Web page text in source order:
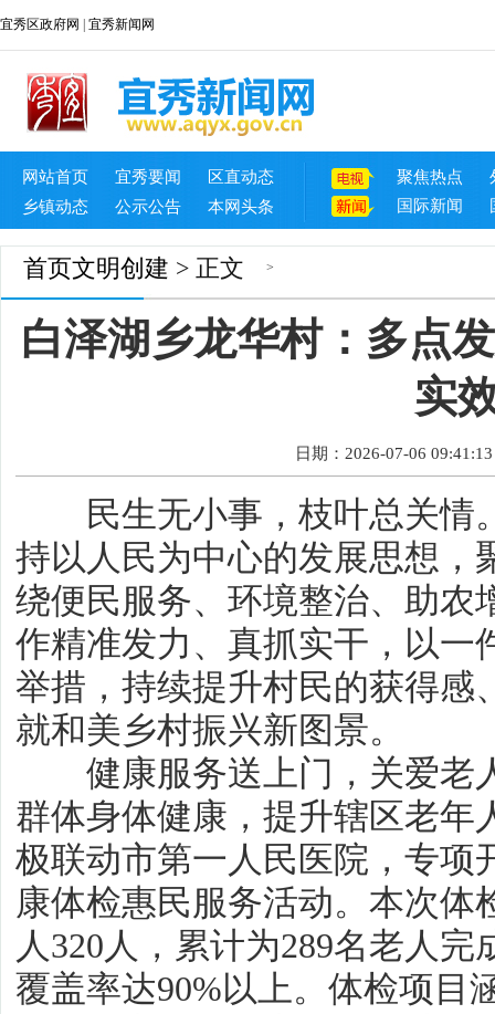
宜秀区政府网 宜秀新闻网
网站首页 宜秀要闻
区直动态
乡镇动态
公示公告 本网头条
聚焦热点
国际新闻
首页 >
文明创建 > 正文
白泽湖乡龙华村：多点
实
日期：2026-07-06 09:41:13
民生无小事，枝叶总关情
持以人民为中心的发展思想，
绕便民服务、环境整治、助农
作精准发力、真抓实干，以一
举措，持续提升村民的获得感
就和美乡村振兴新图景。
健康服务送上门，关爱老
群体身体健康，提升辖区老年
极联动市第一人民医院，专项
康体检惠民服务活动。本次体
人320人，累计为289名老人
覆盖率达90%以上。体检项目